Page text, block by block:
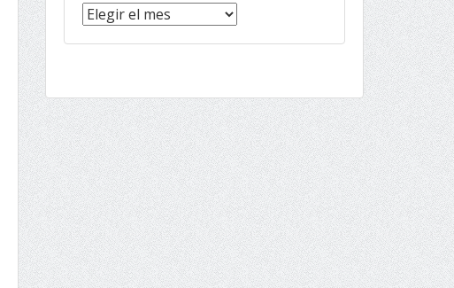
Noticias
(archivo)